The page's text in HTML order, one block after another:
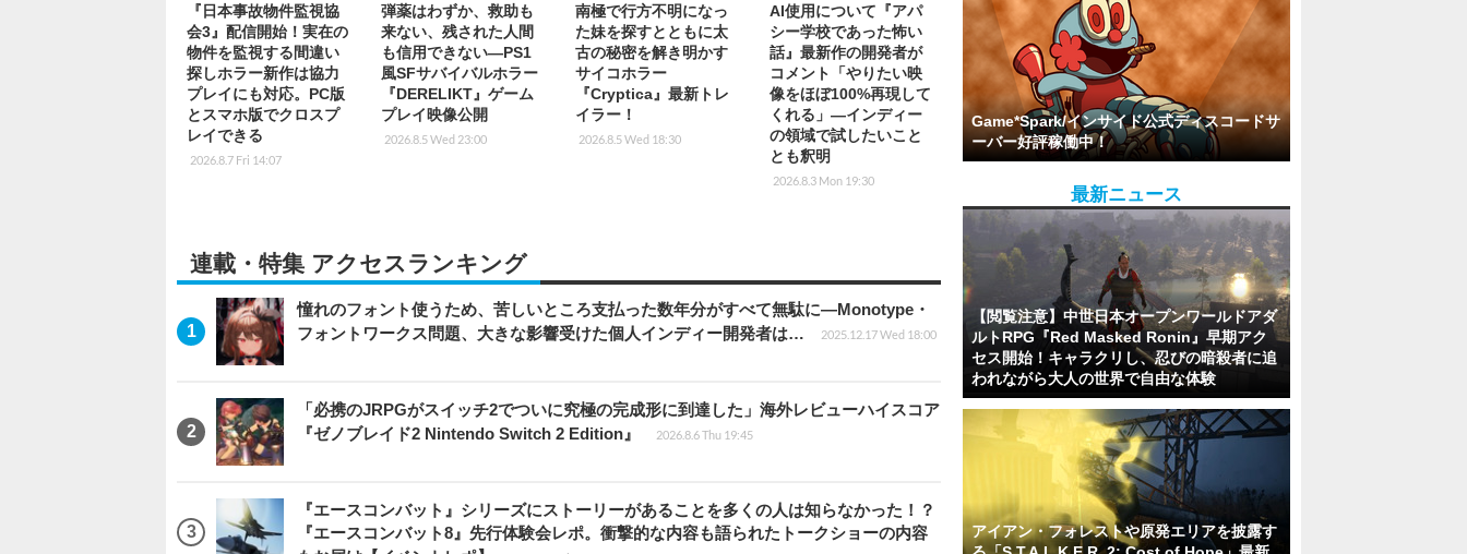
『日本事故物件監視協
会3』配信開始！実在の
物件を監視する間違い
探しホラー新作は協力
プレイにも対応。PC版
とスマホ版でクロスプ
レイできる
2026.8.7 Fri 14:07
弾薬はわずか、救助も
来ない、残された人間
も信用できない―PS1
風SFサバイバルホラー
『DERELIKT』ゲーム
プレイ映像公開
2026.8.5 Wed 23:00
南極で行方不明になっ
た妹を探すとともに太
古の秘密を解き明かす
サイコホラー
『Cryptica』最新トレ
イラー！
2026.8.5 Wed 18:30
AI使用について『アパ
シー学校であった怖い
話』最新作の開発者が
コメント「やりたい映
像をほぼ100%再現して
くれる」―インディー
の領域で試したいこと
とも釈明
2026.8.3 Mon 19:30
連載・特集 アクセスランキング
憧れのフォント使うため、苦しいところ支払った数年分がすべて無駄に―Monotype・
フォントワークス問題、大きな影響受けた個人インディー開発者は…
2025.12.17 Wed 18:00
「必携のJRPGがスイッチ2でついに究極の完成形に到達した」海外レビューハイスコア
『ゼノブレイド2 Nintendo Switch 2 Edition』
2026.8.6 Thu 19:45
『エースコンバット』シリーズにストーリーがあることを多くの人は知らなかった！？
『エースコンバット8』先行体験会レポ。衝撃的な内容も語られたトークショーの内容
Game*Spark/インサイド公式ディスコードサ
ーバー好評稼働中！
最新ニュース
【閲覧注意】中世日本オープンワールドアダ
ルトRPG『Red Masked Ronin』早期アク
セス開始！キャラクリし、忍びの暗殺者に追
われながら大人の世界で自由な体験
アイアン・フォレストや原発エリアを披露す